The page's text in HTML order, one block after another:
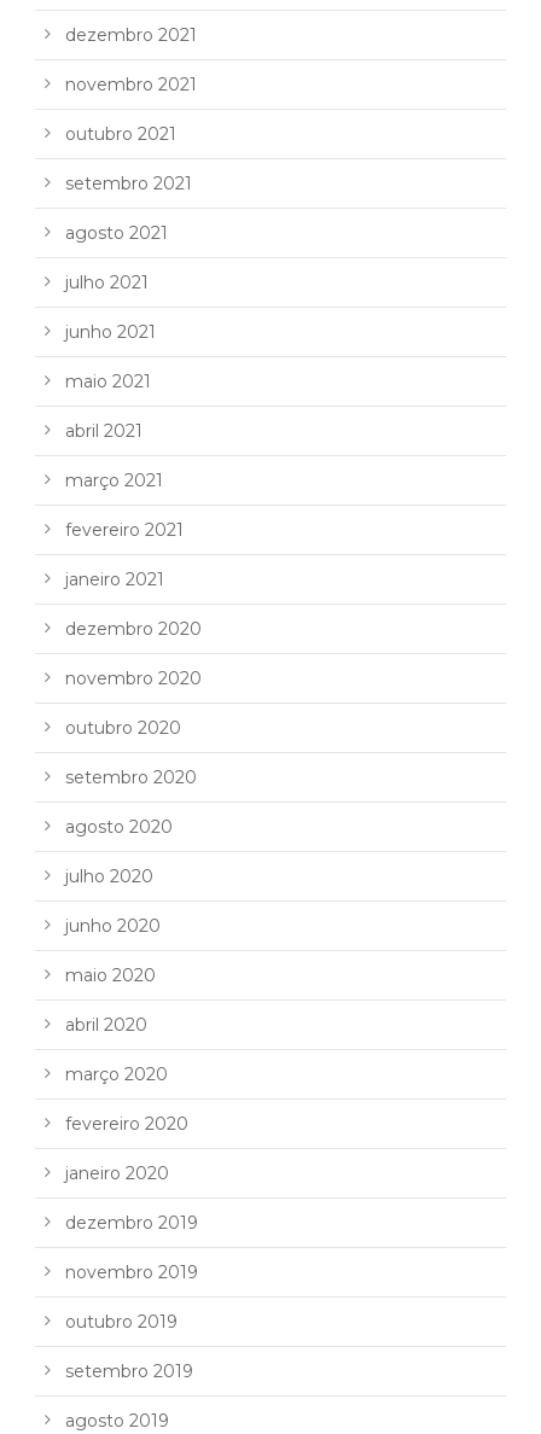
dezembro 2021
novembro 2021
outubro 2021
setembro 2021
agosto 2021
julho 2021
junho 2021
maio 2021
abril 2021
março 2021
fevereiro 2021
janeiro 2021
dezembro 2020
novembro 2020
outubro 2020
setembro 2020
agosto 2020
julho 2020
junho 2020
maio 2020
abril 2020
março 2020
fevereiro 2020
janeiro 2020
dezembro 2019
novembro 2019
outubro 2019
setembro 2019
agosto 2019